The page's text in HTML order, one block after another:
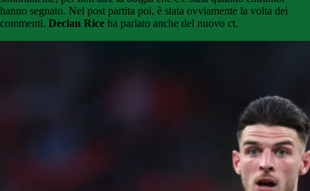
hanno segnato. Nel post partita poi, è stata ovviamente la volta dei
commenti. Declan Rice ha parlato anche del nuovo ct.